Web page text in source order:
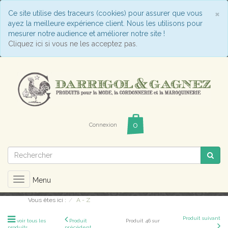
×
Ce site utilise des traceurs (cookies) pour assurer que vous
ayez la meilleure expérience client. Nous les utilisons pour
mesurer notre audience et améliorer notre site !
Cliquez ici si vous ne les acceptez pas.
Connexion
Toggle
navigation
Menu
Vous êtes ici : A - Z
voir tous les
Produit
Produit 46 sur Produit suivant